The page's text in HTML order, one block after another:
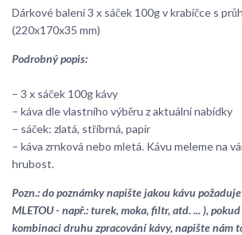
Dárkové balení 3 x sáček 100g v krabičce s
(220x170x35 mm)
Podrobný popis:
– 3 x sáček 100g kávy
– káva dle vlastního výběru z aktuální nabídky
– sáček: zlatá, stříbrná, papír
– káva zrnková nebo mletá. Kávu meleme na
hrubost.
Pozn.: do poznámky napište jakou kávu
MLETOU - např.: turek, moka, filtr, atd. ... ),
kombinaci druhu zpracování kávy, napište nám